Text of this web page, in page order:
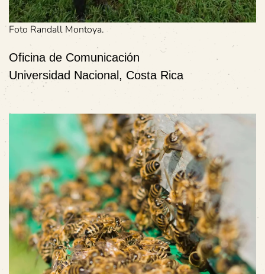
Foto Randall Montoya.
Oficina de Comunicación
Universidad Nacional, Costa Rica